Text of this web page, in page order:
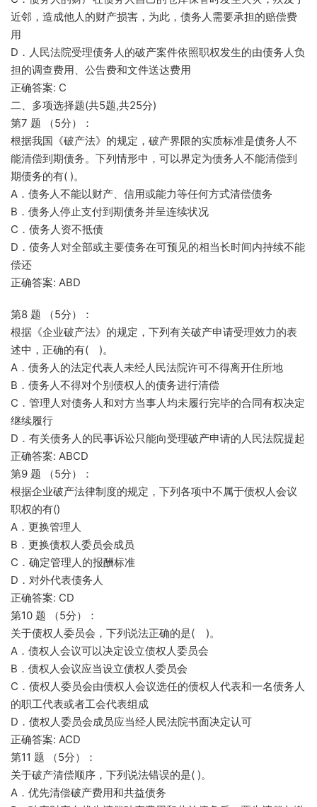
近邻，造成他人的财产损害，为此，债务人需要承担的赔偿费
用
D．人民法院受理债务人的破产案件依照职权发生的由债务人负
担的调查费用、公告费和文件送达费用
正确答案: C
二、多项选择题(共5题,共25分)
第7 题 （5分）：
根据我国《破产法》的规定，破产界限的实质标准是债务人不
能清偿到期债务。下列情形中，可以界定为债务人不能清偿到
期债务的有( )。
A．债务人不能以财产、信用或能力等任何方式清偿债务
B．债务人停止支付到期债务并呈连续状况
C．债务人资不抵债
D．债务人对全部或主要债务在可预见的相当长时间内持续不能
偿还
正确答案: ABD
第8 题 （5分）：
根据《企业破产法》的规定，下列有关破产申请受理效力的表
述中，正确的有( )。
A．债务人的法定代表人未经人民法院许可不得离开住所地
B．债务人不得对个别债权人的债务进行清偿
C．管理人对债务人和对方当事人均未履行完毕的合同有权决定
继续履行
D．有关债务人的民事诉讼只能向受理破产申请的人民法院提起
正确答案: ABCD
第9 题 （5分）：
根据企业破产法律制度的规定，下列各项中不属于债权人会议
职权的有()
A．更换管理人
B．更换债权人委员会成员
C．确定管理人的报酬标准
D．对外代表债务人
正确答案: CD
第10 题 （5分）：
关于债权人委员会，下列说法正确的是( )。
A．债权人会议可以决定设立债权人委员会
B．债权人会议应当设立债权人委员会
C．债权人委员会由债权人会议选任的债权人代表和一名债务人
的职工代表或者工会代表组成
D．债权人委员会成员应当经人民法院书面决定认可
正确答案: ACD
第11 题 （5分）：
关于破产清偿顺序，下列说法错误的是( )。
A．优先清偿破产费用和共益债务